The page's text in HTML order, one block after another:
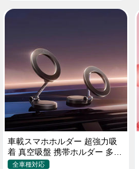
車載スマホホルダー 超強力吸
着 真空吸盤 携帯ホルダー 多角
度調整 360°回転な台座 車用ホ
全車種対応